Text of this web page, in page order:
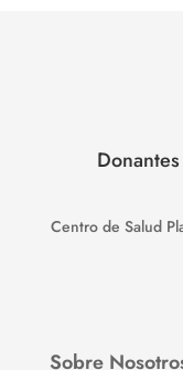
Centro de Salud
Sobre